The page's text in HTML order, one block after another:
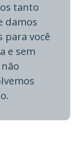
tanto
damos
para você
e sem